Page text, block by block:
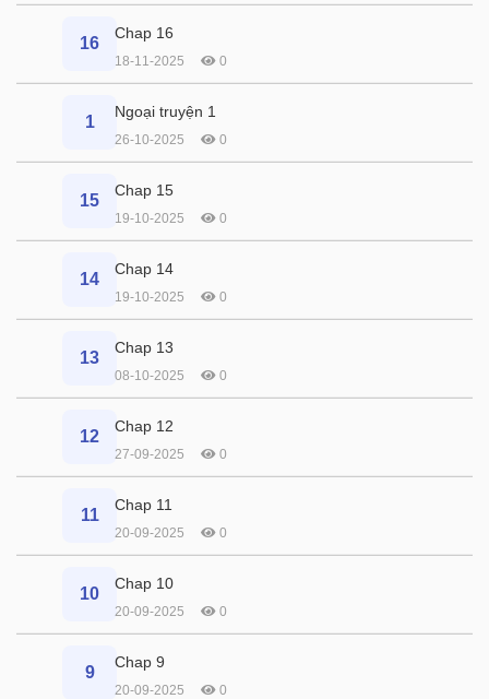
16
Chap 16
18-11-2025 0
1
Ngoại truyện 1
26-10-2025 0
15
Chap 15
19-10-2025 0
14
Chap 14
19-10-2025 0
13
Chap 13
08-10-2025 0
12
Chap 12
27-09-2025 0
11
Chap 11
20-09-2025 0
10
Chap 10
20-09-2025 0
9
Chap 9
20-09-2025 0